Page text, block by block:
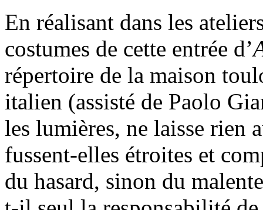
En réalisant dans les
costumes de cette entrée d’
répertoire de la maison
italien (assisté de Paolo
les lumières, ne laisse rien
fussent-elles étroites et
du hasard, sinon du